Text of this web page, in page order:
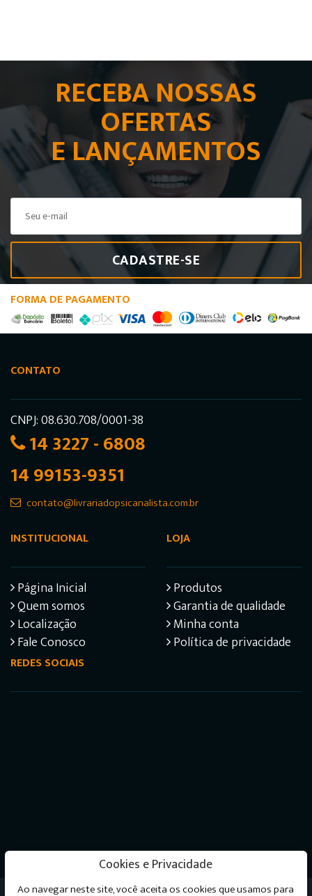
RECEBA NOSSAS
OFERTAS
E LANÇAMENTOS
CADASTRE-SE
FORMA DE PAGAMENTO
CONTATO
CNPJ: 08.630.708/0001-38
14 3227 - 6808
14 99153-9351
contato@livrariadopsicanalista.com.br
INSTITUCIONAL
Página Inicial
Quem somos
Localização
Fale Conosco
LOJA
Produtos
Garantia de qualidade
Minha conta
Política de privacidade
REDES SOCIAIS
Cookies e Privacidade
Ao navegar neste site, você aceita os cookies que usamos para